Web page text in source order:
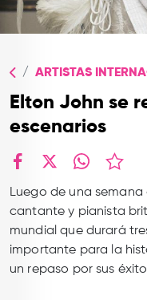
TOP
CONTACTO
ARTISTAS
Elton John se
escenarios
Luego de una
cantante y pianista
mundial que durará
importante para la
un repaso por sus